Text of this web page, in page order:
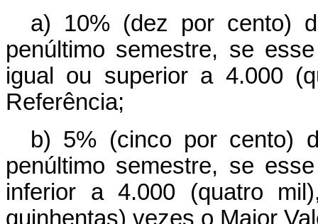
a) 10% (dez por cento)
penúltimo semestre, se
igual ou superior a 4.000
Referência;
b) 5% (cinco por cento)
penúltimo semestre, se
inferior a 4.000 (quatro
quinhentas) vezes o Maior